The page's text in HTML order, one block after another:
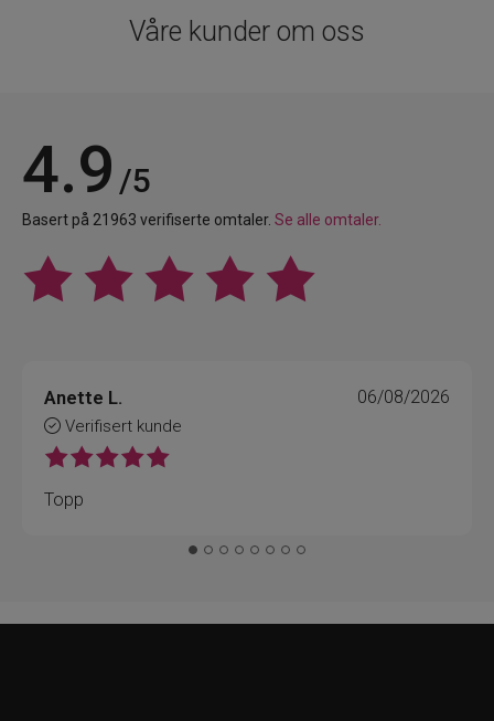
Våre kunder om oss
4.9 /5
Basert på 21963 verifiserte omtaler. Se alle omtaler.
Anette L.
Verifisert kunde
06/08/2026
Topp